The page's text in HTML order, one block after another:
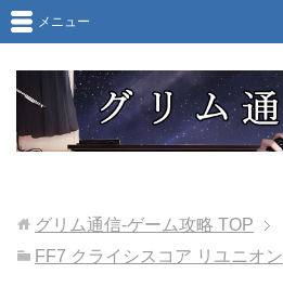
メニュー
グリム通信-ゲーム攻略 TOP
FF7 クライシスコア リユニオン